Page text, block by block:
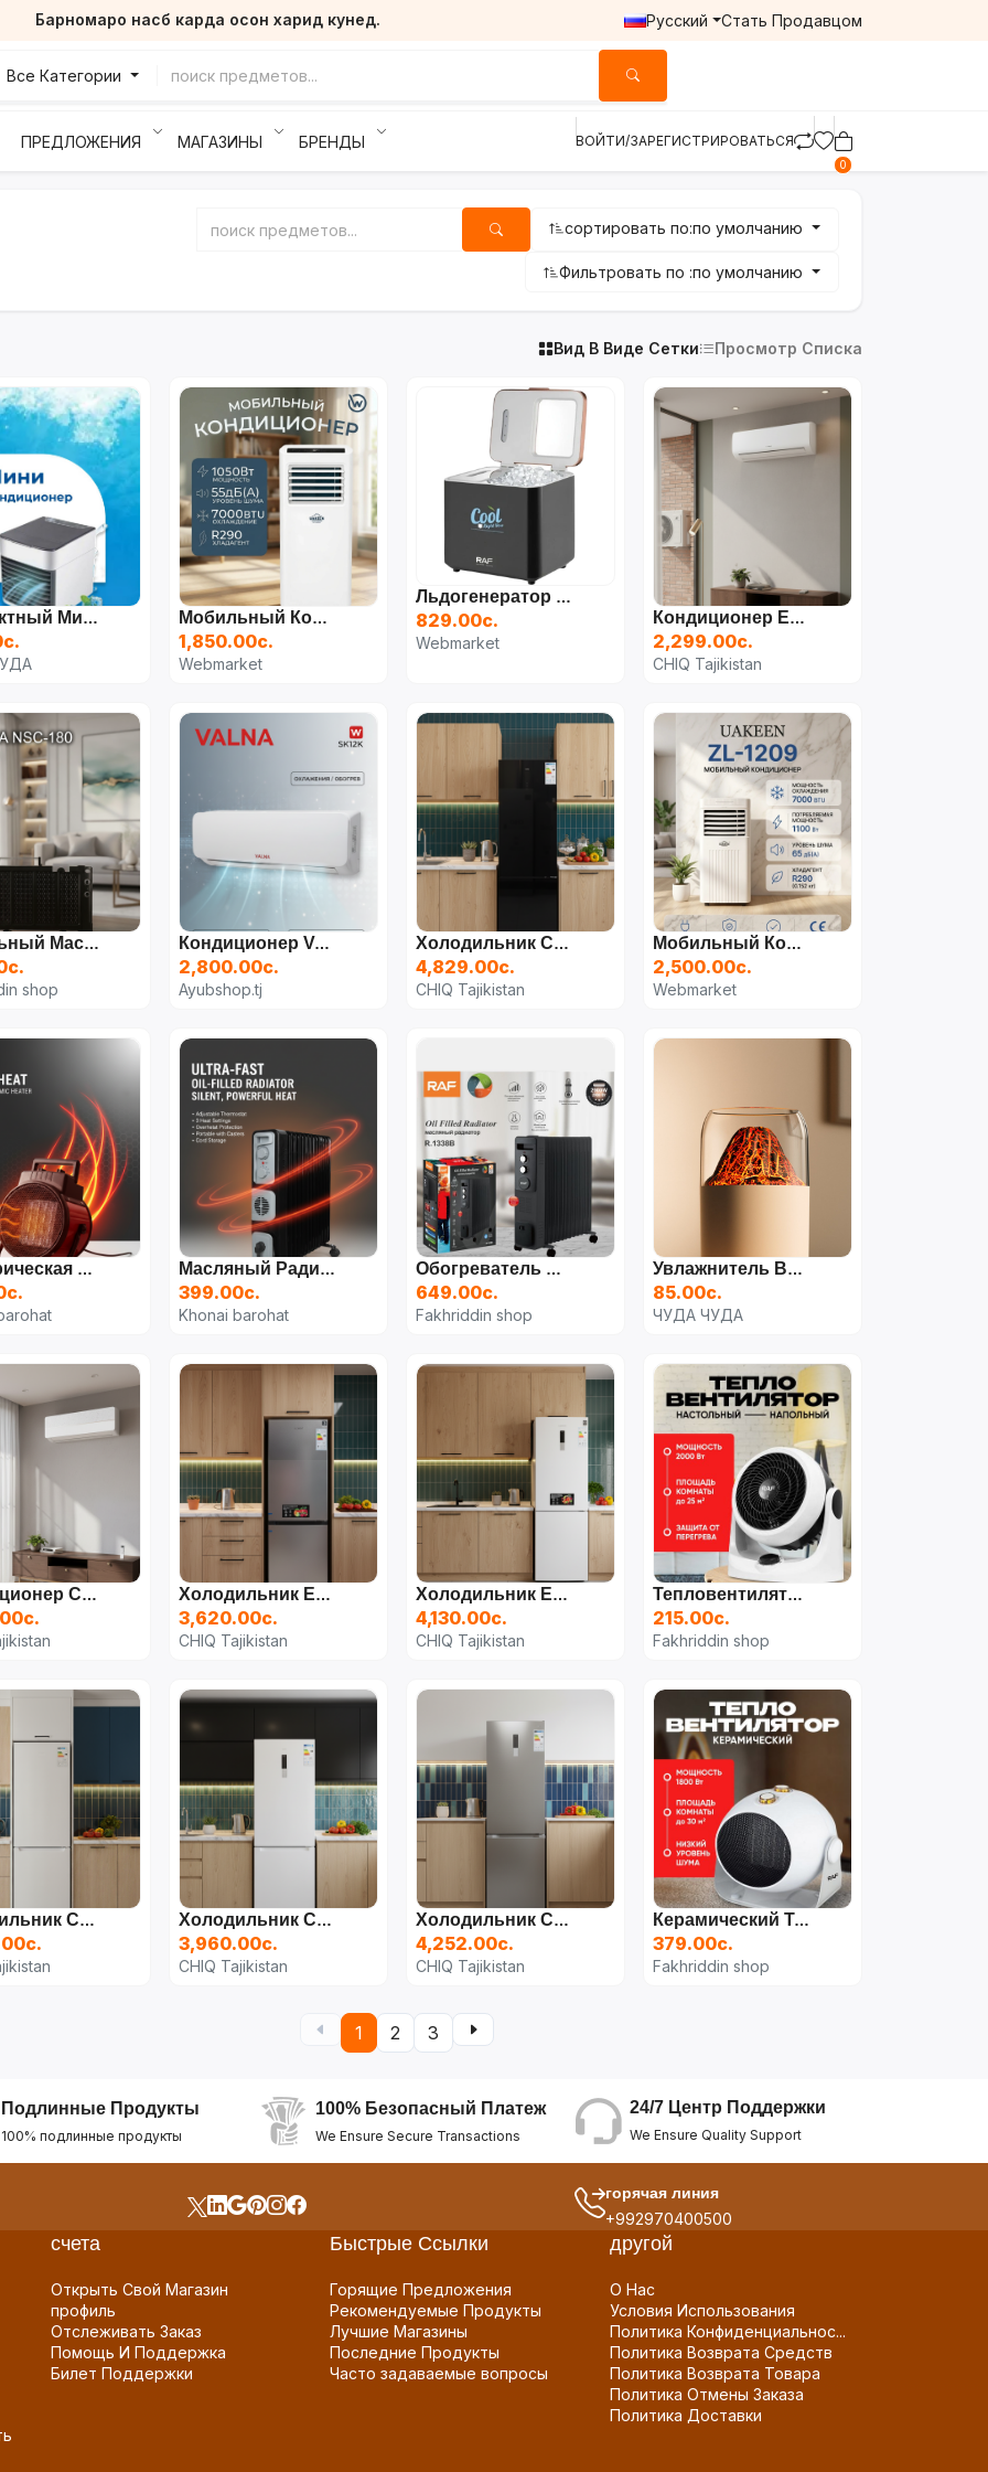
Барномаро насб карда осон харид кунед. Русский Стать Продавцом
Все Категории
ПРЕДЛОЖЕНИЯ МАГАЗИНЫ БРЕНДЫ ВОЙТИ/ЗАРЕГИСТРИРОВАТЬСЯ
0
сортировать по:по умолчанию
Фильтровать по :по умолчанию
Вид В Виде Сетки Просмотр Списка
Компактный Мини-Кондиционер - Arctic Air Мобильный Кондиционер UAKEEN ZL-1211
1,850.00с.
Webmarket
Льдогенератор RAF R.0311B 150 Вт, Чёрный
829.00с.
Webmarket
Кондиционер ELEMENT 12 Куб
2,299.00с.
CHIQ Tajikistan
Панельный Масляный Обогреватель NIKURA NSC-180
shop
Кондиционер VALNA SK12K
2,800.00с.
Ayubshop.tj
Холодильник CHIQ
4,829.00с.
CHIQ Tajikistan
Мобильный Кондиционер UAKEEN ZL-1209
2,500.00с.
Webmarket
Электрическая Тепловая Пушка CR-8221 Масляный Радиатор WISDOM (Обогреватель)
399.00с.
Khonai barohat
Обогреватель Масляный RAF R.1338B, Электрический, 2900 Вт
649.00с.
Fakhriddin shop
Увлажнитель Воздуха Вулкан С Подсветкой,светильники 300 Мл
85.00с.
ЧУДА ЧУДА
Kондиционер CHiQ 18 Куб Холодильник ELEМENT
3,620.00с.
CHIQ Tajikistan
Холодильник ELEMENT
4,130.00с.
CHIQ Tajikistan
Тепловентилятор С Терморегулятором И Таймером RAF R.1182 2000Вт Белый
215.00с.
Fakhriddin shop
Холодильник CHIQ 270л Холодильник CHIQ 340л
3,960.00с.
CHIQ Tajikistan
Холодильник CHIQ 317л
4,252.00с.
CHIQ Tajikistan
Керамический Тепловентилятор RAF R1186, Эффективное Отопление, С Регулировкой Наклона, 1800 В Белый
379.00с.
Fakhriddin shop
1 2 3
Подлинные Продукты
100% подлинные продукты
100% Безопасный Платеж
We Ensure Secure Transactions
24/7 Центр Поддержки
We Ensure Quality Support
горячая линия
+992970400500
счета
Открыть Свой Магазин
профиль
Отслеживать Заказ
Помощь И Поддержка
Билет Поддержки
Быстрые Ссылки
Горящие Предложения
Рекомендуемые Продукты
Лучшие Магазины
Последние Продукты
Часто задаваемые вопросы
другой
О Нас
Условия Использования
Политика Конфиденциальнос...
Политика Возврата Средств
Политика Возврата Товара
Политика Отмены Заказа
Политика Доставки